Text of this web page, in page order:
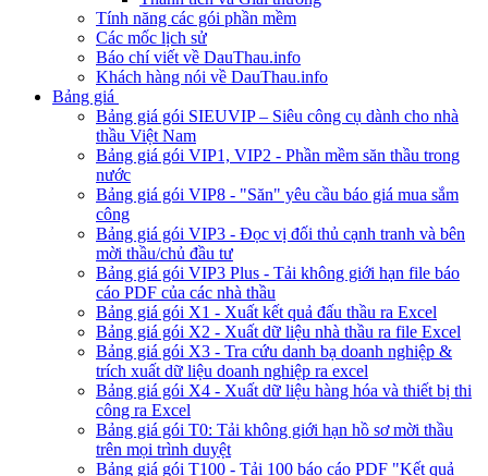
Tính năng các gói phần mềm
Các mốc lịch sử
Báo chí viết về DauThau.info
Khách hàng nói về DauThau.info
Bảng giá
Bảng giá gói SIEUVIP – Siêu công cụ dành cho nhà
thầu Việt Nam
Bảng giá gói VIP1, VIP2 - Phần mềm săn thầu trong
nước
Bảng giá gói VIP8 - "Săn" yêu cầu báo giá mua sắm
công
Bảng giá gói VIP3 - Đọc vị đối thủ cạnh tranh và bên
mời thầu/chủ đầu tư
Bảng giá gói VIP3 Plus - Tải không giới hạn file báo
cáo PDF của các nhà thầu
Bảng giá gói X1 - Xuất kết quả đấu thầu ra Excel
Bảng giá gói X2 - Xuất dữ liệu nhà thầu ra file Excel
Bảng giá gói X3 - Tra cứu danh bạ doanh nghiệp &
trích xuất dữ liệu doanh nghiệp ra excel
Bảng giá gói X4 - Xuất dữ liệu hàng hóa và thiết bị thi
công ra Excel
Bảng giá gói T0: Tải không giới hạn hồ sơ mời thầu
trên mọi trình duyệt
Bảng giá gói T100 - Tải 100 báo cáo PDF "Kết quả